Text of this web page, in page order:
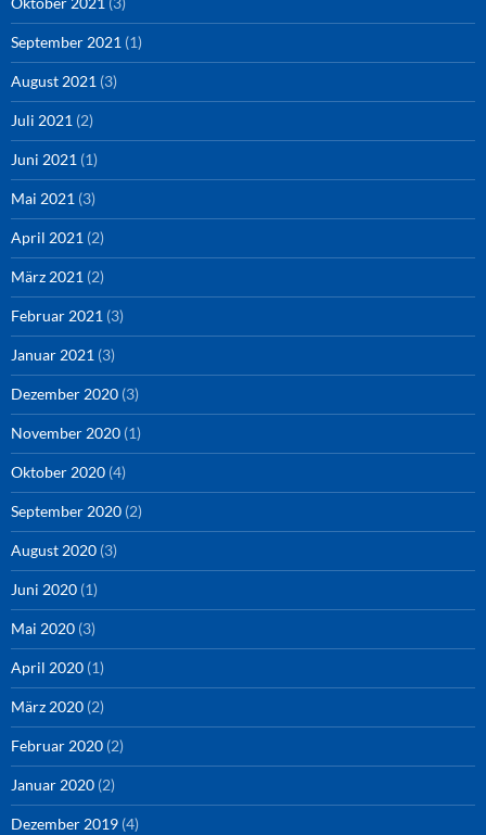
September 2021 (1)
August 2021 (3)
Juli 2021 (2)
Juni 2021 (1)
Mai 2021 (3)
April 2021 (2)
März 2021 (2)
Februar 2021 (3)
Januar 2021 (3)
Dezember 2020 (3)
November 2020 (1)
Oktober 2020 (4)
September 2020 (2)
August 2020 (3)
Juni 2020 (1)
Mai 2020 (3)
April 2020 (1)
März 2020 (2)
Februar 2020 (2)
Januar 2020 (2)
Dezember 2019 (4)